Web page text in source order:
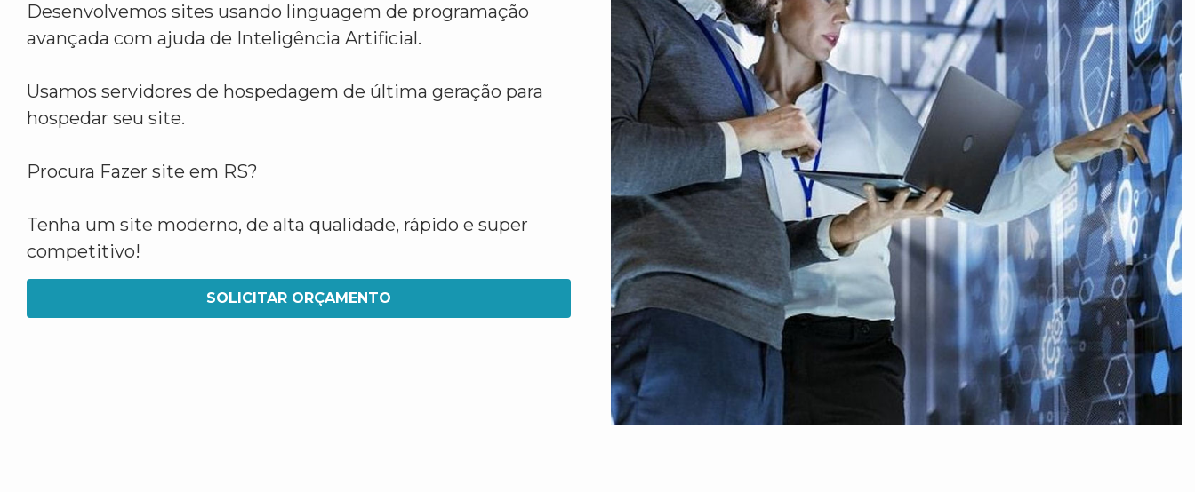
Desenvolvemos sites usando linguagem de programação
avançada com ajuda de Inteligência Artificial.
Usamos servidores de hospedagem de última geração para
hospedar seu site.
Procura Fazer site em RS?
Tenha um site moderno, de alta qualidade, rápido e super
competitivo!
SOLICITAR ORÇAMENTO